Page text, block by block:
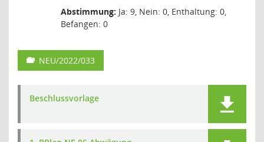
Abstimmung: Ja: 9, Nein: 0, Enthaltung: 0,
Befangen: 0
NEU/2022/033
Beschlussvorlage